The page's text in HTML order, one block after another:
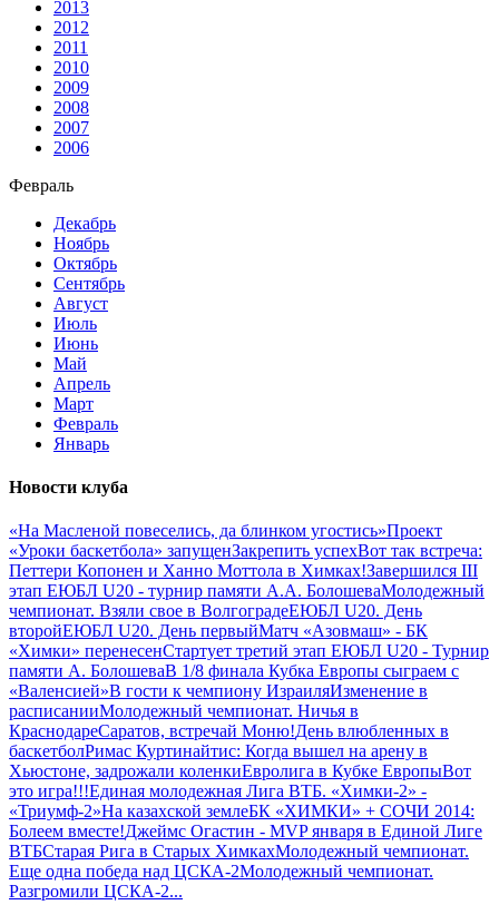
2013
2012
2011
2010
2009
2008
2007
2006
Февраль
Декабрь
Ноябрь
Октябрь
Сентябрь
Август
Июль
Июнь
Май
Апрель
Март
Февраль
Январь
Новости клуба
«На Масленой повеселись, да блинком угостись»Проект
«Уроки баскетбола» запущенЗакрепить успехВот так встреча:
Петтери Копонен и Ханно Моттола в Химках!Завершился III
этап ЕЮБЛ U20 - турнир памяти А.А. БолошеваМолодежный
чемпионат. Взяли свое в ВолгоградеЕЮБЛ U20. День
второйЕЮБЛ U20. День первыйМатч «Азовмаш» - БК
«Химки» перенесенСтартует третий этап ЕЮБЛ U20 - Турнир
памяти А. БолошеваВ 1/8 финала Кубка Европы сыграем с
«Валенсией»В гости к чемпиону ИзраиляИзменение в
расписанииМолодежный чемпионат. Ничья в
КраснодареСаратов, встречай Моню!День влюбленных в
баскетболРимас Куртинайтис: Когда вышел на арену в
Хьюстоне, задрожали коленкиЕвролига в Кубке ЕвропыВот
это игра!!!Единая молодежная Лига ВТБ. «Химки-2» -
«Триумф-2»На казахской землеБК «ХИМКИ» + СОЧИ 2014:
Болеем вместе!Джеймс Огастин - MVP января в Единой Лиге
ВТБСтарая Рига в Старых ХимкахМолодежный чемпионат.
Еще одна победа над ЦСКА-2Молодежный чемпионат.
Разгромили ЦСКА-2...